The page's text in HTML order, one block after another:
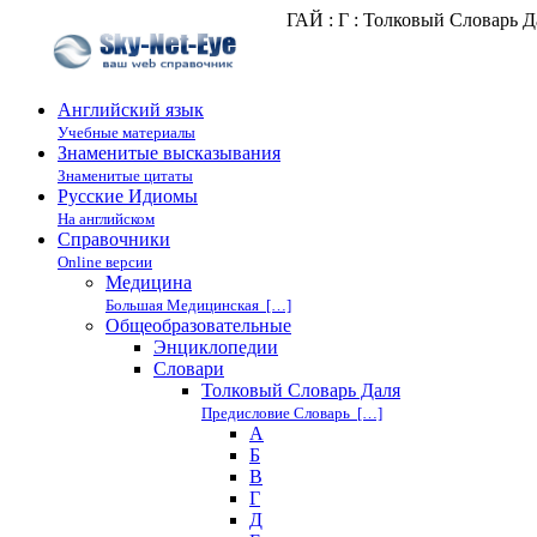
ГАЙ : Г : Толковый Словарь
Английский язык
Учебные материалы
Знаменитые высказывания
Знаменитые цитаты
Русские Идиомы
На английском
Справочники
Online версии
Медицина
Большая Медицинская […]
Общеобразовательные
Энциклопедии
Cловари
Толковый Словарь Даля
Предисловие Словарь […]
А
Б
В
Г
Д